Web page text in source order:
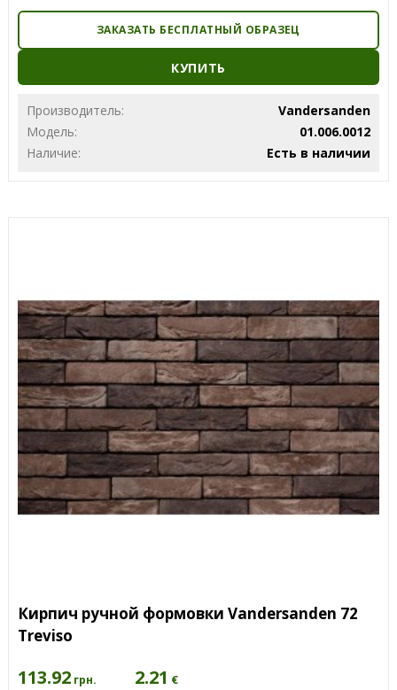
ЗАКАЗАТЬ БЕСПЛАТНЫЙ ОБРАЗЕЦ
КУПИТЬ
Производитель:
Vandersanden
Модель:
01.006.0012
Наличие:
Есть в наличии
Кирпич ручной формовки Vandersanden 72
Treviso
113.92 грн. 2.21 €